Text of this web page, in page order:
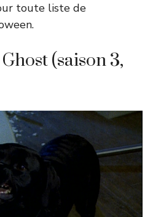
toute liste de
(saison 3,